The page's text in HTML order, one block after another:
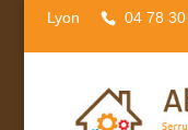
Lyon 04 78